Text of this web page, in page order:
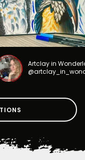
Artclay in